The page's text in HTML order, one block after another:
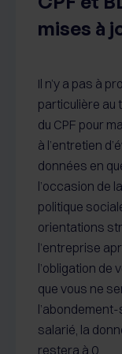
mises à
Il n’y a pas à
particulière
du CPF pour
à l’entretien
données en
l’occasion de
politique
orientations
l’entreprise
l’obligation de
que vous ne
salarié, la
restera à 0.